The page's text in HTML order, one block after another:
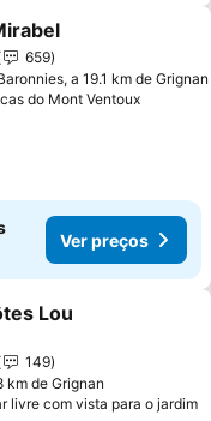
aos favoritos
659
a 19.1 km de Grignan
do Mont VentouxVer
Ver preços
aos favoritos
Lou
149
km de Grignan
livre com vista para o jardim